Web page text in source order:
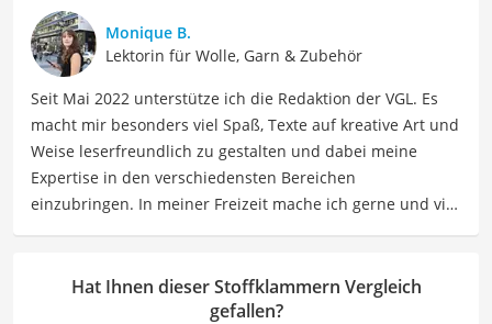
beschäftige ich mich gerne mit verschiedenen Hobbys
und Freizeitaktivitäten. Dieses Interesse spiegelt sich in
meinen Beiträgen wider, die sich mit Freizeitideen,
Reiseempfehlungen, Hobbytipps und Anregungen für die
Freizeitgestaltung befassen.
Der Stoffklammern-Vergleich ist aus unserer Sicht
besonders empfehlenswert fürNäherinnen.
Monique B.
Lektorin für Wolle, Garn & Zubehör
Seit Mai 2022 unterstütze ich die Redaktion der VGL. Es
macht mir besonders viel Spaß, Texte auf kreative Art und
Weise leserfreundlich zu gestalten und dabei meine
Expertise in den verschiedensten Bereichen
einzubringen. In meiner Freizeit mache ich gerne und viel
Klarheit, Verständlichkeit und stilistische Korrektheit zu
überprüfen. Mein Ziel ist es dabei, die Qualität und den
Hat Ihnen dieser Stoffklammern Vergleich
gefallen?